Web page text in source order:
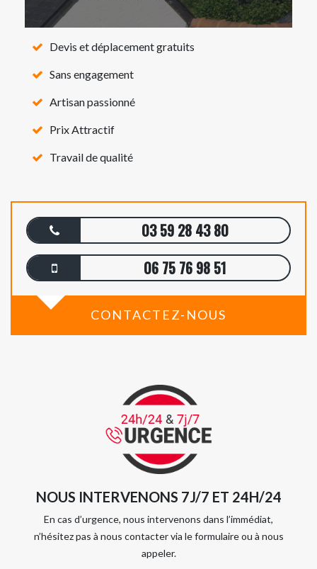
Devis et déplacement gratuits
Sans engagement
Artisan passionné
Prix Attractif
Travail de qualité
03 59 28 43 80
06 75 76 98 51
CONTACTEZ-NOUS
NOUS INTERVENONS 7J/7 ET 24H/24
En cas d’urgence, nous intervenons dans l’immédiat,
n’hésitez pas à nous contacter via le formulaire ou à nous
appeler.